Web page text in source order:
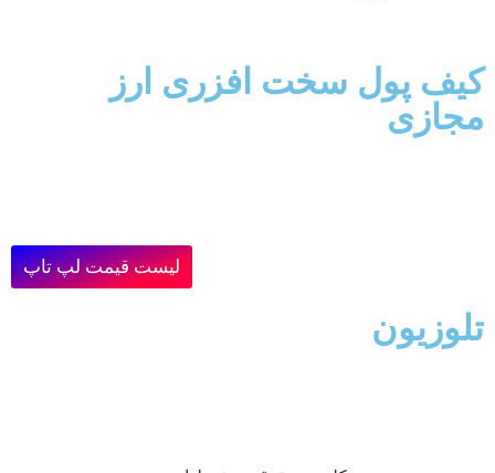
کیف پول سخت افزری ارز
مجازی
لیست قیمت لپ تاپ
تلوزیون